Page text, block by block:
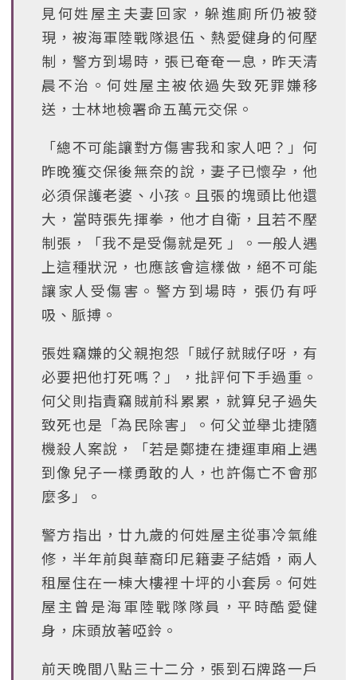
見何姓屋主夫妻回家，躲進廁所仍被發
現，被海軍陸戰隊退伍、熱愛健身的何壓
制，警方到場時，張已奄奄一息，昨天清
晨不治。何姓屋主被依過失致死罪嫌移
送，士林地檢署命五萬元交保。
「總不可能讓對方傷害我和家人吧？」何
昨晚獲交保後無奈的說，妻子已懷孕，他
必須保護老婆、小孩。且張的塊頭比他還
大，當時張先揮拳，他才自衛，且若不壓
制張，「我不是受傷就是死 」。一般人遇
上這種狀況，也應該會這樣做，絕不可能
讓家人受傷害。警方到場時，張仍有呼
吸、脈搏。
張姓竊嫌的父親抱怨「賊仔就賊仔呀，有
必要把他打死嗎？」，批評何下手過重。
何父則指責竊賊前科累累，就算兒子過失
致死也是「為民除害」。何父並舉北捷隨
機殺人案說，「若是鄭捷在捷運車廂上遇
到像兒子一樣勇敢的人，也許傷亡不會那
麼多」。
警方指出，廿九歲的何姓屋主從事冷氣維
修，半年前與華裔印尼籍妻子結婚，兩人
租屋住在一棟大樓裡十坪的小套房。何姓
屋主曾是海軍陸戰隊隊員，平時酷愛健
身，床頭放著啞鈴。
前天晚間八點三十二分，張到石牌路一戶